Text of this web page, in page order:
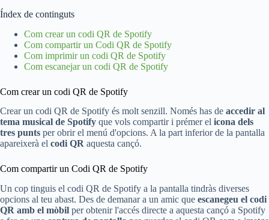
Índex de continguts
Com crear un codi QR de Spotify
Com compartir un Codi QR de Spotify
Com imprimir un codi QR de Spotify
Com escanejar un codi QR de Spotify
Com crear un codi QR de Spotify
Crear un codi QR de Spotify és molt senzill. Només has de accedir al
tema musical de Spotify que vols compartir i prémer el icona dels
tres punts per obrir el menú d'opcions. A la part inferior de la pantalla
apareixerà el codi QR aquesta cançó.
Com compartir un Codi QR de Spotify
Un cop tinguis el codi QR de Spotify a la pantalla tindràs diverses
opcions al teu abast. Des de demanar a un amic que escanegeu el codi
QR amb el mòbil per obtenir l'accés directe a aquesta cançó a Spotify